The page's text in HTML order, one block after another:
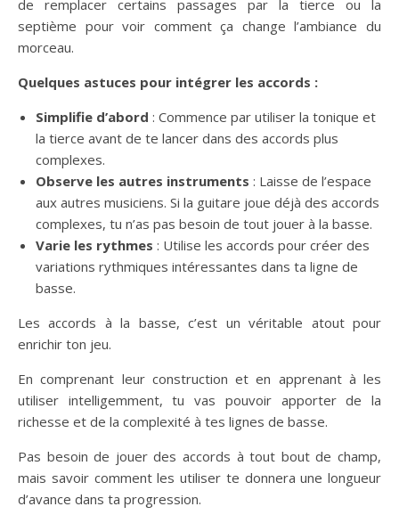
de remplacer certains passages par la tierce ou la
septième pour voir comment ça change l’ambiance du
morceau.
Quelques astuces pour intégrer les accords :
Simplifie d’abord : Commence par utiliser la tonique et
la tierce avant de te lancer dans des accords plus
complexes.
Observe les autres instruments : Laisse de l’espace
aux autres musiciens. Si la guitare joue déjà des accords
complexes, tu n’as pas besoin de tout jouer à la basse.
Varie les rythmes : Utilise les accords pour créer des
variations rythmiques intéressantes dans ta ligne de
basse.
Les accords à la basse, c’est un véritable atout pour
enrichir ton jeu.
En comprenant leur construction et en apprenant à les
utiliser intelligemment, tu vas pouvoir apporter de la
richesse et de la complexité à tes lignes de basse.
Pas besoin de jouer des accords à tout bout de champ,
mais savoir comment les utiliser te donnera une longueur
d’avance dans ta progression.